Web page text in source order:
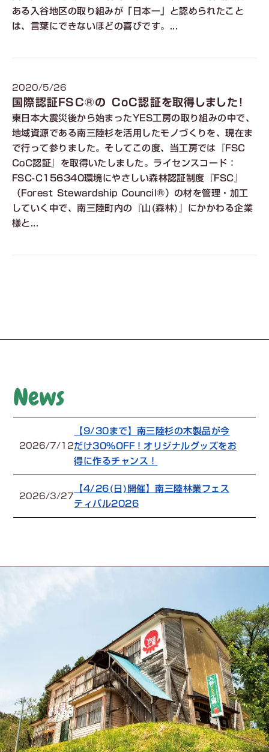
ある入谷地区の取り組みが「日本一」と認められたこと
は、言葉にできないほどの喜びです。...
2020/5/26
国際認証FSC®︎の CoC認証を取得しました！
東日本大震災後から始まったYES工房の取り組みの中で、
地域資源である南三陸杉を活用したモノづくりを、現在ま
で行って参りました。そしてこの度、当工房では『FSC
CoC認証』を取得いたしました。ライセンスコード：
FSC-C156340環境にやさしい森林認証制度『FSC』
（Forest Stewardship Council®）の材を管理・加工
していく中で、南三陸町内の『山(森林)』にかかわる企業
様と...
News
2026/7/12
【9/30まで】南三陸杉の木製品が今
だけ30%OFF！オリジナルグッズをお
得に作るチャンス！
2026/3/27【4/26(日)開催】南三陸林業フェス
ティバル2026